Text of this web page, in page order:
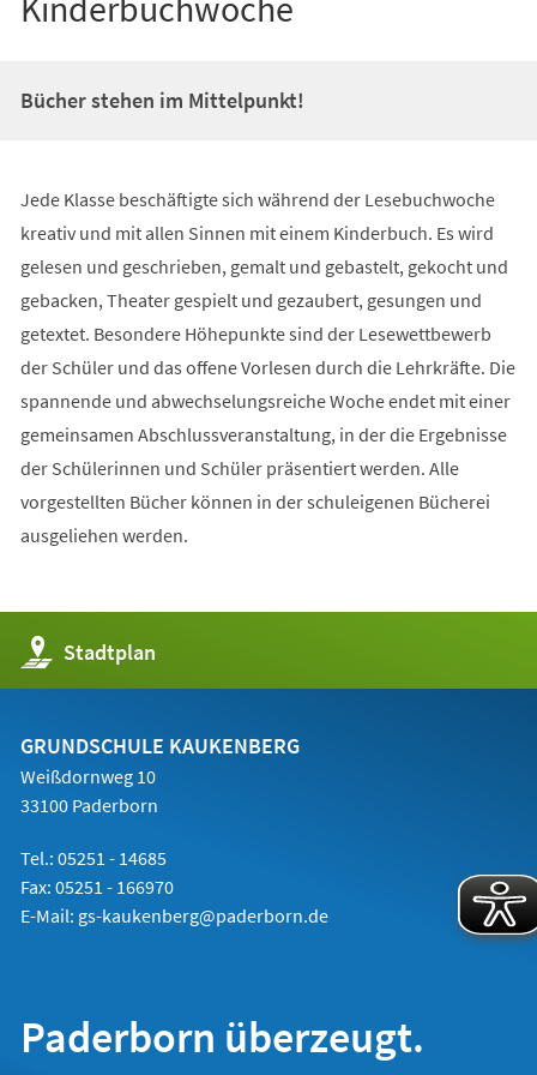
Bücher stehen im Mittelpunkt!
Jede Klasse beschäftigte sich während der Lesebuchwoche
kreativ und mit allen Sinnen mit einem Kinderbuch. Es wird
gelesen und geschrieben, gemalt und gebastelt, gekocht und
gebacken, Theater gespielt und gezaubert, gesungen und
getextet. Besondere Höhepunkte sind der Lesewettbewerb
der Schüler und das offene Vorlesen durch die Lehrkräfte. Die
spannende und abwechselungsreiche Woche endet mit einer
gemeinsamen Abschlussveranstaltung, in der die Ergebnisse
der Schülerinnen und Schüler präsentiert werden. Alle
vorgestellten Bücher können in der schuleigenen Bücherei
ausgeliehen werden.
Stadtplan
(Öffnet
in
einem
Tab)
GRUNDSCHULE KAUKENBERG
Weißdornweg 10
33100 Paderborn
Tel.: 05251 - 14685
Fax: 05251 - 166970
E-Mail: gs-kaukenberg@paderborn.de
Paderborn überzeugt.